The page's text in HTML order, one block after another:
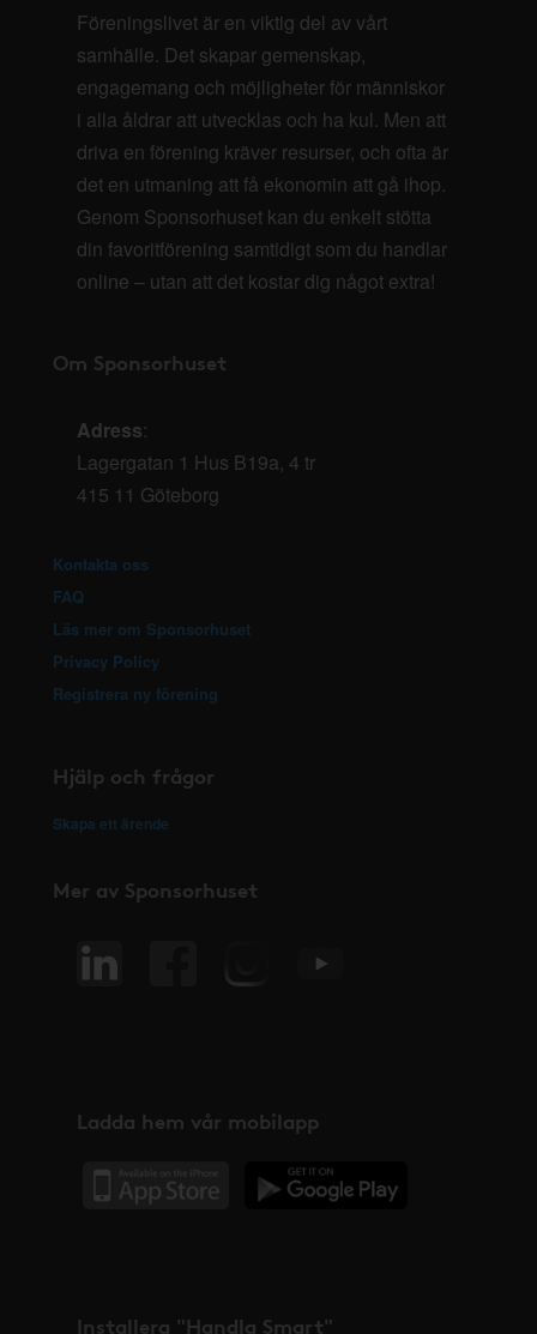
Föreningslivet är en viktig del av vårt
samhälle. Det skapar gemenskap,
engagemang och möjligheter för människor
i alla åldrar att utvecklas och ha kul. Men att
driva en förening kräver resurser, och ofta är
det en utmaning att få ekonomin att gå ihop.
Genom Sponsorhuset kan du enkelt stötta
din favoritförening samtidigt som du handlar
online – utan att det kostar dig något extra!
Om Sponsorhuset
Adress:
Lagergatan 1 Hus B19a, 4 tr
415 11 Göteborg
Kontakta oss
FAQ
Läs mer om Sponsorhuset
Privacy Policy
Registrera ny förening
Hjälp och frågor
Skapa ett ärende
Mer av Sponsorhuset
Ladda hem vår mobilapp
Installera "Handla Smart"